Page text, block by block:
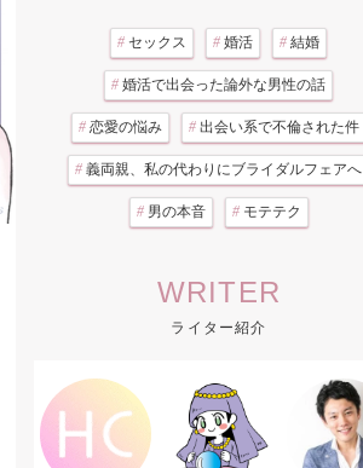
# セックス # 婚活 # 結婚
# 婚活で出会った論外な男性の話
# 恋愛の悩み # 出会い系で不倫された件
# 義両親、私の代わりにブライダルフェアへ
# 男の本音 # モテテク
WRITER
ライター紹介